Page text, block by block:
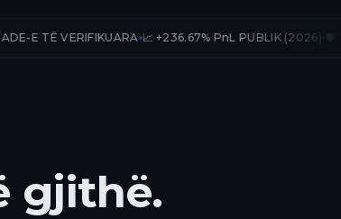
📈 +236.67% PnL PUBLIK (2026) 🛡️ 12 MUAJ
gjithë.